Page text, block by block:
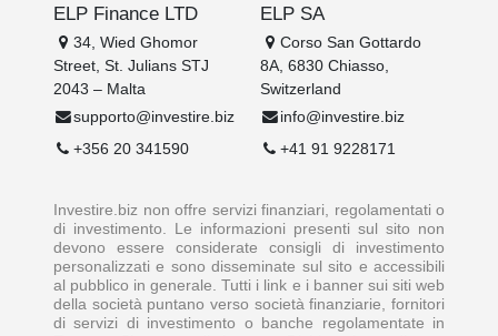
ELP Finance LTD
34, Wied Ghomor
Street, St. Julians STJ
2043 – Malta
supporto@investire.biz
+356 20 341590
ELP SA
Corso San Gottardo
8A, 6830 Chiasso,
Switzerland
info@investire.biz
+41 91 9228171
Investire.biz non offre servizi finanziari, regolamentati o
di investimento. Le informazioni presenti sul sito non
devono essere considerate consigli di investimento
personalizzati e sono disseminate sul sito e accessibili
al pubblico in generale. Tutti i link e i banner sui siti web
della società puntano verso società finanziarie, fornitori
di servizi di investimento o banche regolamentate in